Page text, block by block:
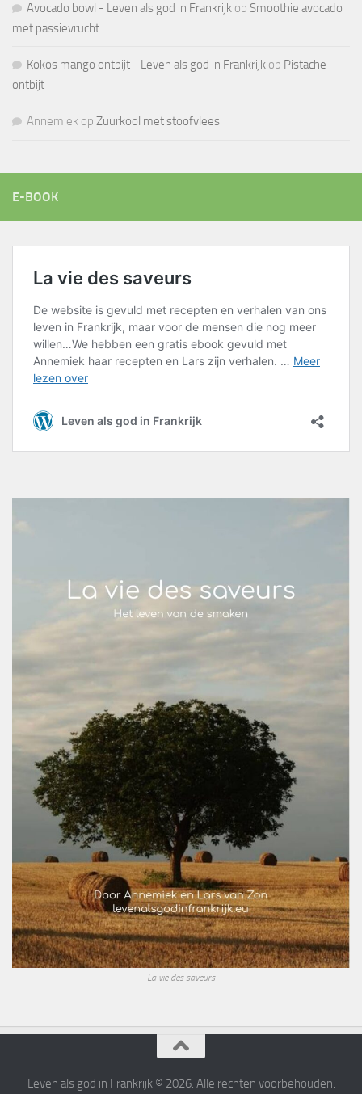
Avocado bowl - Leven als god in Frankrijk op Smoothie avocado
met passievrucht
Kokos mango ontbijt - Leven als god in Frankrijk op Pistache
ontbijt
Annemiek op Zuurkool met stoofvlees
E-BOOK
La vie des saveurs
Leven als god in Frankrijk © 2026. Alle rechten voorbehouden.